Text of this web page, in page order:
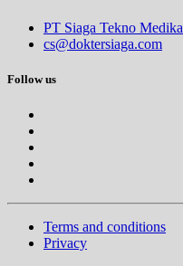
PT Siaga Tekno Medika
cs@doktersiaga.com
Follow us
Terms and conditions
Privacy